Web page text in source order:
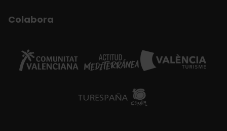
Colabora